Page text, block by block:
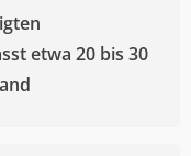
etwa 20 bis 30